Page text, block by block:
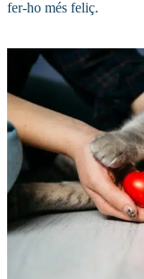
fer-ho més feliç.